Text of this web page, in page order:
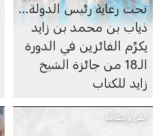
تحت رعاية رئيس الدولة...
ذياب بن محمد بن زايد
يكرِّم الفائزين في الدورة
الـ18 من جائزة الشيخ
زايد للكتاب
الفن والثقافة